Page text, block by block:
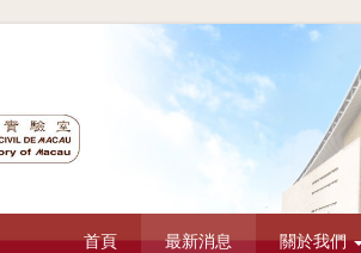
首頁 最新消息 關於我們